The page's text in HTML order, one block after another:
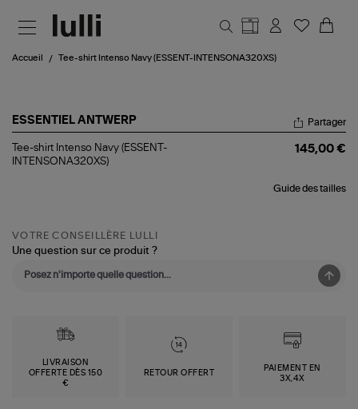
Accueil Tee-shirt Intenso Navy (ESSENT-INTENSONA320XS)
ESSENTIEL ANTWERP
Tee-
shirt
Partager
Tee-shirt Intenso Navy (ESSENT-
INTENSONA320XS)
145,00 €
Guide des tailles
VOTRE CONSEILLÈRE LULLI
Une question sur ce produit ?
LIVRAISON
OFFERTE DÈS 150
€
RETOUR OFFERT
PAIEMENT EN
3X,4X